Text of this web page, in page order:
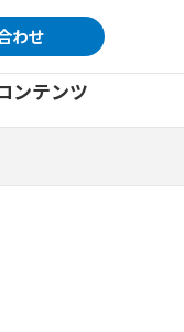
わせ
わせ
ンテンツ